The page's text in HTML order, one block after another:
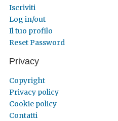
Iscriviti
Log in/out
Il tuo profilo
Reset Password
Privacy
Copyright
Privacy policy
Cookie policy
Contatti